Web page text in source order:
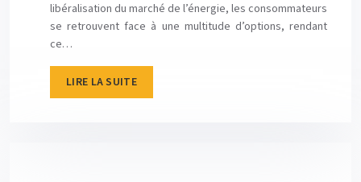
libéralisation du marché de l’énergie, les consommateurs
se retrouvent face à une multitude d’options, rendant
ce…
LIRE LA SUITE